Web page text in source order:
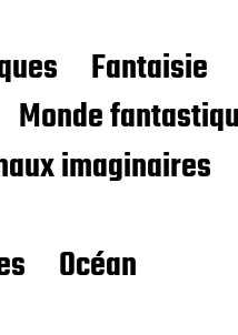
Fantaisie
Monde
imaginaires
Océan